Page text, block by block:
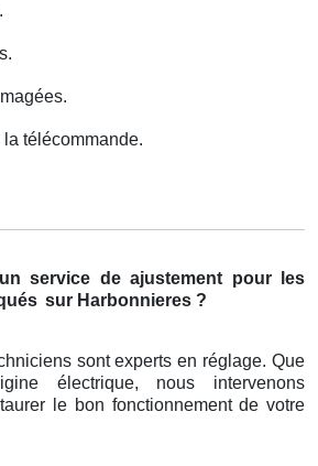
télécommande.
service de ajustement pour les
sur Harbonnieres ?
sont experts en réglage. Que
électrique, nous intervenons
le bon fonctionnement de votre